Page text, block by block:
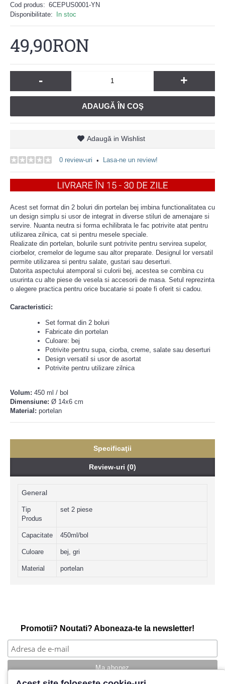
Cod produs: 6CEPUS0001-YN
Disponibilitate:
In stoc
49,90RON
- +
ADAUGĂ ÎN COŞ
Adaugă in Wishlist
0 review-uri • Lasa-ne un review!
Acest set format din 2 boluri din portelan bej imbina functionalitatea cu
un design simplu si usor de integrat in diverse stiluri de amenajare si
servire. Nuanta neutra si forma echilibrata le fac potrivite atat pentru
utilizarea zilnica, cat si pentru mesele speciale.
Realizate din portelan, bolurile sunt potrivite pentru servirea supelor,
ciorbelor, cremelor de legume sau altor preparate. Designul lor versatil
permite utilizarea si pentru salate, gustari sau deserturi.
Datorita aspectului atemporal si culorii bej, acestea se combina cu
usurinta cu alte piese de vesela si accesorii de masa. Setul reprezinta
o alegere practica pentru orice bucatarie si poate fi oferit si cadou.
Caracteristici:
Set format din 2 boluri
Fabricate din portelan
Culoare: bej
Potrivite pentru supa, ciorba, creme, salate sau deserturi
Design versatil si usor de asortat
Potrivite pentru utilizare zilnica
Volum: 450 ml / bol
Dimensiune: Ø 14x6 cm
Material: portelan
Specificaţii
Review-uri (0)
General
Tip
Produs
set 2 piese
Capacitate 450ml/bol
Culoare bej, gri
Material portelan
Promotii? Noutati? Aboneaza-te la newsletter!